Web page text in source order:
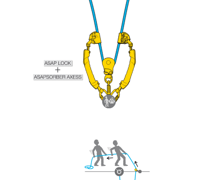
noch andere Techniken, die hier nicht
beschrieben werden.